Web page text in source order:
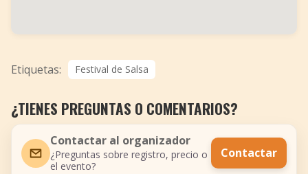
Etiquetas: Festival de Salsa
¿TIENES PREGUNTAS O COMENTARIOS?
Contactar al organizador
¿Preguntas sobre registro, precio o
el evento?
Contactar